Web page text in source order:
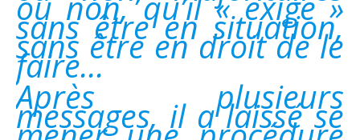
sans être en situation,
sans être en droit de le
faire…
Après plusieurs
messages, il a laissé se